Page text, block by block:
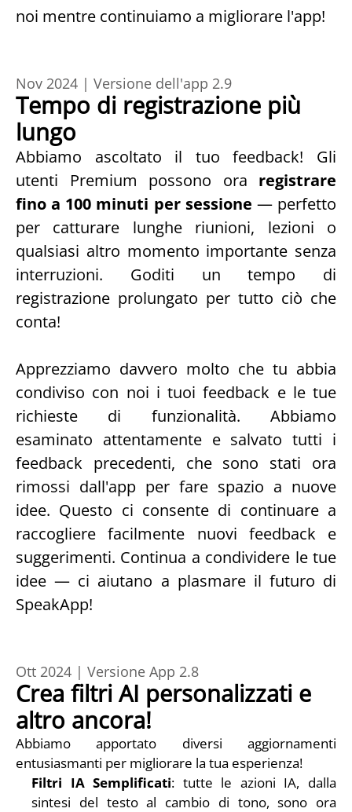
noi mentre continuiamo a migliorare l'app!
Nov 2024 | Versione dell'app 2.9
Tempo di registrazione più
lungo
Abbiamo ascoltato il tuo feedback! Gli
utenti Premium possono ora registrare
fino a 100 minuti per sessione — perfetto
per catturare lunghe riunioni, lezioni o
qualsiasi altro momento importante senza
interruzioni. Goditi un tempo di
registrazione prolungato per tutto ciò che
conta!
Apprezziamo davvero molto che tu abbia
condiviso con noi i tuoi feedback e le tue
richieste di funzionalità. Abbiamo
esaminato attentamente e salvato tutti i
feedback precedenti, che sono stati ora
rimossi dall'app per fare spazio a nuove
idee. Questo ci consente di continuare a
raccogliere facilmente nuovi feedback e
suggerimenti. Continua a condividere le tue
idee — ci aiutano a plasmare il futuro di
SpeakApp!
Ott 2024 | Versione App 2.8
Crea filtri AI personalizzati e
altro ancora!
Abbiamo apportato diversi aggiornamenti
entusiasmanti per migliorare la tua esperienza!
Filtri IA Semplificati: tutte le azioni IA, dalla
sintesi del testo al cambio di tono, sono ora